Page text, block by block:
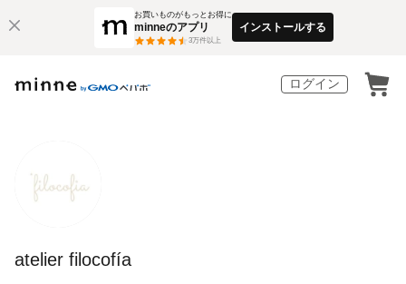
お買いものがもっとお得に
minneのアプリ
3万件以上
インストールする
ログイン
atelier filocofía